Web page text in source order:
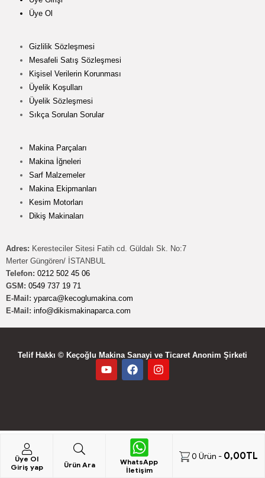
Üye Ol
Gizlilik Sözleşmesi
Mesafeli Satış Sözleşmesi
Kişisel Verilerin Korunması
Üyelik Koşulları
Üyelik Sözleşmesi
Sıkça Sorulan Sorular
Makina Parçaları
Makina İğneleri
Sarf Malzemeler
Makina Ekipmanları
Kesim Motorları
Dikiş Makinaları
Adres: Keresteciler Sitesi Fatih cd. Güldalı Sk. No:7
Merter Güngören/ İSTANBUL
Telefon: 0212 502 45 06
GSM: 0549 737 19 71
E-Mail: yparca@kecoglumakina.com
E-Mail: info@dikismakinaparca.com
Telif Hakkı © Keçoğlu Makina Sanayi ve Ticaret Anonim Şirketi
Üye Ol
Giriş yap
Ürün Ara
WhatsApp
İletişim
0 Ürün - 0,00TL